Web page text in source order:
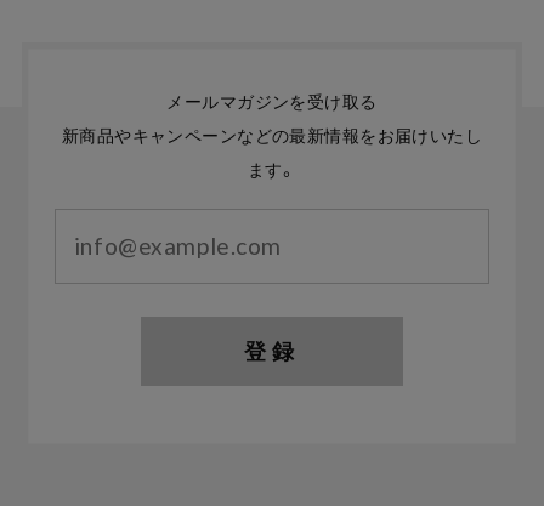
メールマガジンを受け取る
新商品やキャンペーンなどの最新情報をお届けいたし
ます。
登録